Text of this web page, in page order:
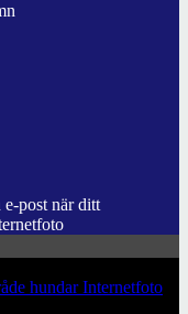
post när ditt
Internetfoto